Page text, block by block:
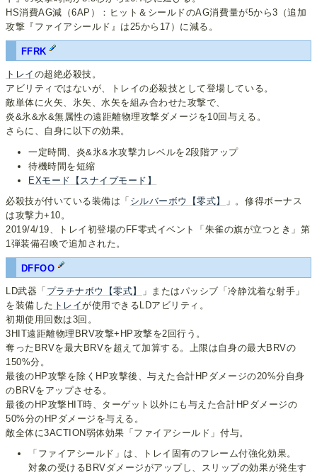
HS消費AG減（6AP）：ヒット＆シールドのAG消費量が5から3（追加
攻撃『ファイアシールド』は25から17）に減る。
FFRK
トレイ の超絶必殺技。
アビリティではないが、トレイの必殺技として登場している。
敵単体に火矢、氷矢、水矢を組み合わせた攻撃で、
炎&氷&水&無属性の遠距離物理攻撃ダメージを10回与える。
さらに、自身に以下の効果。
一定時間、炎&氷&水攻撃力レベルを2段階アップ
待機時間を短縮
EXモード
【スナイプモード】
必殺技が付いている装備は「 シルバーボウ【零式】
」。修得ボーナス
は攻撃力+10。
2019/4/19、トレイ初登場のFF零式イベント「朱雀の旗が立つとき」第
1弾装備召喚で追加された。
DFFOO
LD武器「 プラチナボウ【零式】
」またはパッシブ「冷静沈着な射手」
を装備した トレイが使用できるLDアビリティ。
初期使用回数は3回。
3HIT遠距離物理BRV攻撃+HP攻撃を2回行う。
奪ったBRVを最大BRVを超えて加算する。上限は自身の最大BRVの
150%分。
最後のHP攻撃を除くHP攻撃後、与えた合計HPダメージの20%分自身
のBRVをアップさせる。
最後のHP攻撃HIT時、ターゲット以外にも与えた合計HPダメージの
50%分のHPダメージを与える。
敵全体に3ACTION弱体効果「ファイアシールド」付与。
「ファイアシールド」は、トレイ固有のフレーム付強化効果。
対象の受けるBRVダメージがアップし、スリップの効果が発生す